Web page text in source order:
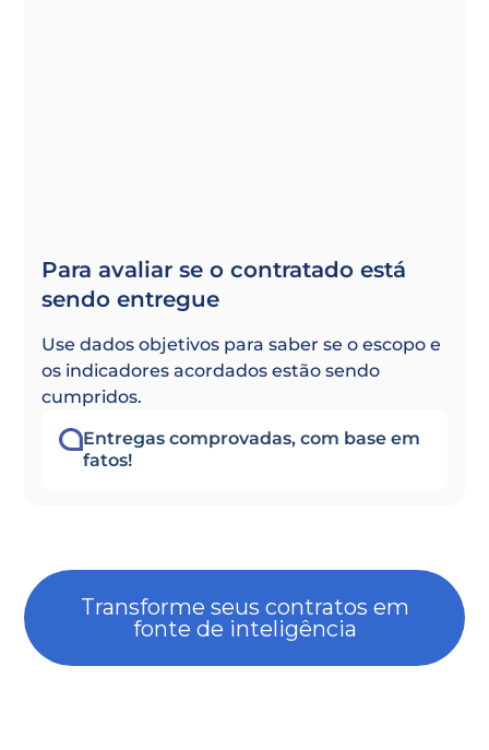
Para avaliar se o contratado está
sendo entregue
Use dados objetivos para saber se o escopo e
os indicadores acordados estão sendo
cumpridos.
Entregas comprovadas, com base em
fatos!
Transforme seus contratos em
fonte de inteligência